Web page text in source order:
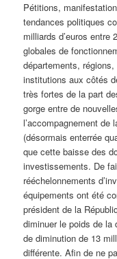
Pétitions,
tendances politiques
milliards d’euros entre
globales de
départements,
institutions aux côtés
très fortes de la part
gorge entre de
l’accompagnement de
(désormais enterrée
que cette baisse des
investissements. De
rééchelonnements
équipements ont été
président de la
diminuer le poids de la
de diminution de 13
différente. Afin de ne